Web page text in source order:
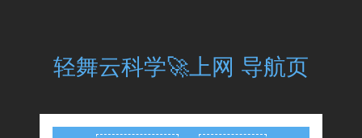
轻舞云科学🚀上网 导航页